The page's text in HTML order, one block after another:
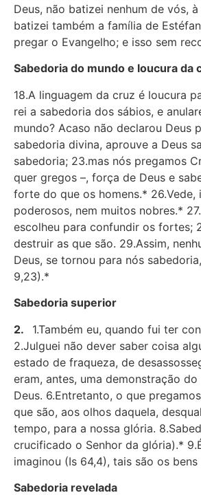
Deus, não batizei nenhum de vós,
batizei também a família de
pregar o Evangelho; e isso sem
Sabedoria do mundo e loucura da
18.A linguagem da cruz é loucura
rei a sabedoria dos sábios, e
mundo? Acaso não declarou Deus
sabedoria divina, aprouve a Deus
sabedoria; 23.mas nós pregamos
quer gregos –, força de Deus e
forte do que os homens.*
poderosos, nem muitos nobres.*
escolheu para confundir os fortes;
destruir as que são. 29.Assim,
Deus, se tornou para nós
9,23).*
Sabedoria superior
2. 1.Também eu, quando fui ter
2.Julguei não dever saber coisa
estado de fraqueza, de
eram, antes, uma demonstração
Deus. 6.Entretanto, o que
que são, aos olhos daquela,
tempo, para a nossa glória.
crucificado o Senhor da glória).*
imaginou (Is 64,4), tais são os
Sabedoria revelada